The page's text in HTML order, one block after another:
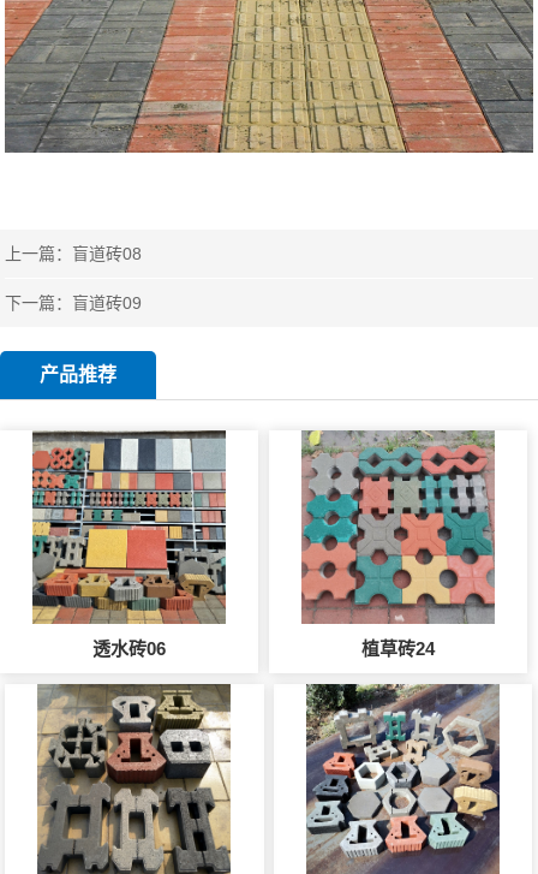
上一篇： 盲道砖08
下一篇： 盲道砖09
产品推荐
透水砖06 植草砖24